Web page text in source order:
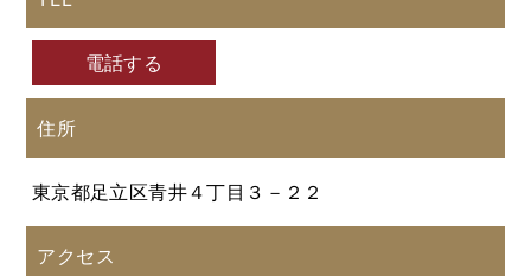
電話する
住所
東京都足立区青井４丁目３－２２
アクセス